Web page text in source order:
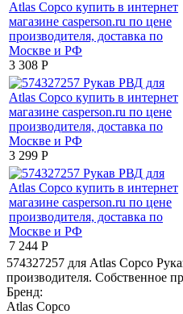
3 308 Р
3 299 Р
7 244 Р
574327257 для Atlas Copco
производителя. Собственное
Бренд:
Atlas Copco